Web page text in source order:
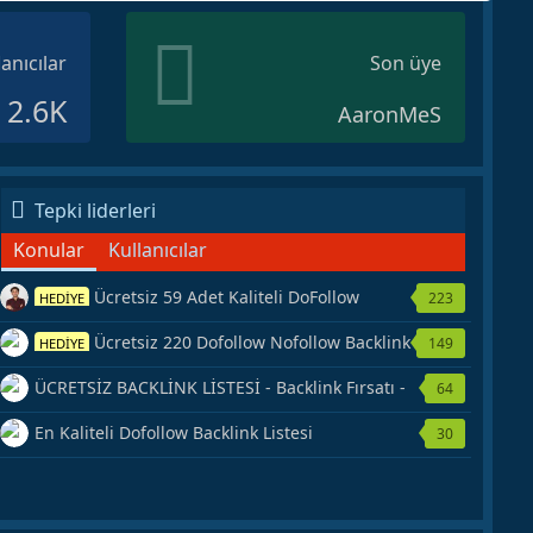
2.6K
Son üye
AaronMeS
Tepki liderleri
Konular
Kullanıcılar
HEDİYE Ücretsiz 59 Adet Kaliteli DoFollow
Backlink Kaynağı Veriyorum.
223
HEDİYE Ücretsiz 220 Dofollow Nofollow Backlink
Veriyorum
149
ÜCRETSİZ BACKLİNK LİSTESİ - Backlink Fırsatı -
Hemen Yetiş!
64
En Kaliteli Dofollow Backlink Listesi 30